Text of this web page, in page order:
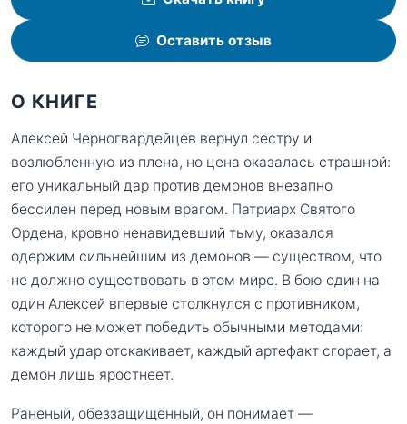
Оставить отзыв
О КНИГЕ
Алексей Черногвардейцев вернул сестру и
возлюбленную из плена, но цена оказалась страшной:
его уникальный дар против демонов внезапно
бессилен перед новым врагом. Патриарх Святого
Ордена, кровно ненавидевший тьму, оказался
одержим сильнейшим из демонов — существом, что
не должно существовать в этом мире. В бою один на
один Алексей впервые столкнулся с противником,
которого не может победить обычными методами:
каждый удар отскакивает, каждый артефакт сгорает, а
демон лишь яростнеет.
Раненый, обеззащищённый, он понимает —